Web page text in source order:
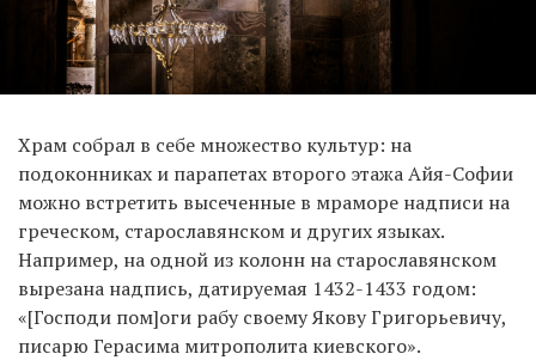
Храм собрал в себе множество культур: на
подоконниках и парапетах второго этажа Айя-Софии
можно встретить высеченные в мраморе надписи на
греческом, старославянском и других языках.
Например, на одной из колонн на старославянском
вырезана надпись, датируемая 1432-1433 годом:
«[Господи пом]оги рабу своему Якову Григорьевичу,
писарю Герасима митрополита киевского».